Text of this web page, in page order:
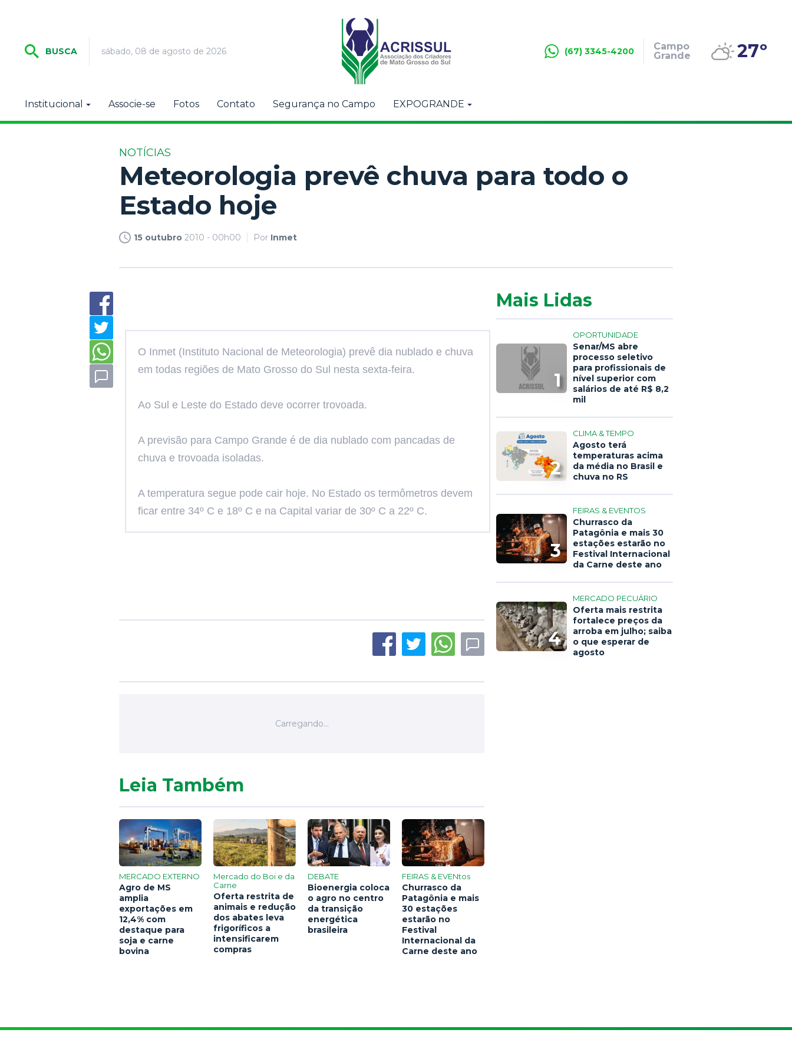
BUSCA sábado, 08 de agosto de 2026 (67) 3345-4200
Campo
Grande
27º
Institucional Associe-se Fotos Contato Segurança no Campo EXPOGRANDE
NOTÍCIAS
Meteorologia prevê chuva para todo o
Estado hoje
15 outubro 2010 - 00h00 Por Inmet
O Inmet (Instituto Nacional de Meteorologia) prevê dia nublado e chuva
em todas regiões de Mato Grosso do Sul nesta sexta-feira.
Ao Sul e Leste do Estado deve ocorrer trovoada.
A previsão para Campo Grande é de dia nublado com pancadas de
chuva e trovoada isoladas.
A temperatura segue pode cair hoje. No Estado os termômetros devem
ficar entre 34º C e 18º C e na Capital variar de 30º C a 22º C.
Mais Lidas
1
OPORTUNIDADE
Senar/MS abre
processo seletivo
para profissionais de
nível superior com
salários de até R$ 8,2
mil
2
CLIMA & TEMPO
Agosto terá
temperaturas acima
da média no Brasil e
chuva no RS
3
FEIRAS & EVENTOS
Churrasco da
Patagônia e mais 30
estações estarão no
Festival Internacional
da Carne deste ano
4
MERCADO PECUÁRIO
Oferta mais restrita
fortalece preços da
arroba em julho; saiba
o que esperar de
agosto
Leia Também
MERCADO EXTERNO
Agro de MS
amplia
exportações em
12,4% com
destaque para
soja e carne
bovina
Mercado do Boi e da
Carne
Oferta restrita de
animais e redução
dos abates leva
frigoríficos a
intensificarem
compras
DEBATE
Bioenergia coloca
o agro no centro
da transição
energética
brasileira
FEIRAS & EVENtos
Churrasco da
Patagônia e mais
30 estações
estarão no
Festival
Internacional da
Carne deste ano